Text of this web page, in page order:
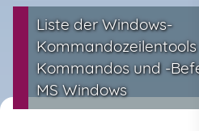
Liste der Windows-
Kommandos und -
MS Windows